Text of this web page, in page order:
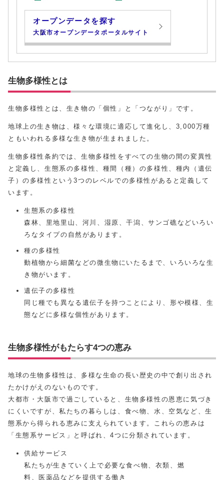
オープンデータを探す
大阪市オープンデータポータルサイト
生物多様性とは
生物多様性とは、生き物の「個性」と「つながり」です。
地球上の生き物は、様々な環境に適応して進化し、3,000万種
ともいわれる多様な生き物が生まれました。
生物多様性条約では、生物多様性をすべての生物の間の変異性
と定義し、生態系の多様性、種間（種）の多様性、種内（遺伝
子）の多様性という3つのレベルでの多様性があると定義して
います。
生態系の多様性
森林、里地里山、河川、湿原、干潟、サンゴ礁などいろい
ろなタイプの自然があります。
種の多様性
動植物から細菌などの微生物にいたるまで、いろいろな生
き物がいます。
遺伝子の多様性
同じ種でも異なる遺伝子を持つことにより、形や模様、生
態などに多様な個性があります。
生物多様性がもたらす4つの恵み
地球の生物多様性は、多様な生命の長い歴史の中で創り出され
たかけがえのないものです。
大都市・大阪市で過ごしていると、生物多様性の恩恵に気づき
にくいですが、私たちの暮らしは、食べ物、水、空気など、生
態系から得られる恵みに支えられています。これらの恵みは
「生態系サービス」と呼ばれ、4つに分類されています。
供給サービス
私たちが生きていく上で必要な食べ物、衣類、燃
料、医薬品などを提供する働き